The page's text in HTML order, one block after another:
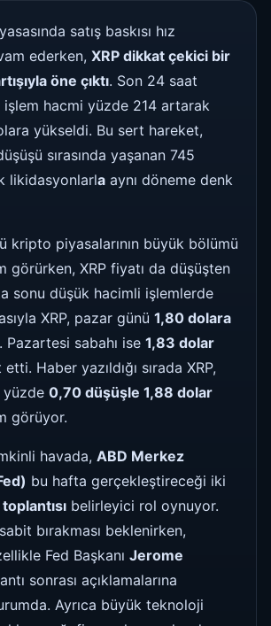
satış baskısı hız
ederken, XRP dikkat çekici bir
öne çıktı. Son 24 saat
işlem hacmi yüzde 214 artarak
yükseldi. Bu sert hareket,
sırasında yaşanan 745
likidasyonlarla aynı döneme denk
kripto piyasalarının büyük bölümü
görürken, XRP fiyatı da düşüşten
sonu düşük hacimli işlemlerde
XRP, pazar günü 1,80 dolara
sabahı ise 1,83 dolar
Haber yazıldığı sırada XRP,
0,70 düşüşle 1,88 dolar
görüyor.
havada, ABD Merkez
bu hafta gerçekleştireceği iki
belirleyici rol oynuyor.
bırakması beklenirken,
Fed Başkanı Jerome
sonrası açıklamalarına
Ayrıca büyük teknoloji